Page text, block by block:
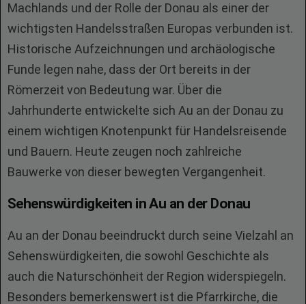
Machlands und der Rolle der Donau als einer der
wichtigsten Handelsstraßen Europas verbunden ist.
Historische Aufzeichnungen und archäologische
Funde legen nahe, dass der Ort bereits in der
Römerzeit von Bedeutung war. Über die
Jahrhunderte entwickelte sich Au an der Donau zu
einem wichtigen Knotenpunkt für Handelsreisende
und Bauern. Heute zeugen noch zahlreiche
Bauwerke von dieser bewegten Vergangenheit.
Sehenswürdigkeiten in Au an der Donau
Au an der Donau beeindruckt durch seine Vielzahl an
Sehenswürdigkeiten, die sowohl Geschichte als
auch die Naturschönheit der Region widerspiegeln.
Besonders bemerkenswert ist die Pfarrkirche, die